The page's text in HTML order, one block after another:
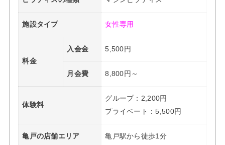
施設タイプ 女性専用
料金
入会金 5,500円
月会費 8,800円～
体験料
グループ：2,200円
プライベート：5,500円
亀戸の店舗エリア 亀戸駅から徒歩1分